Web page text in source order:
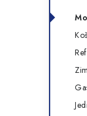
n
i